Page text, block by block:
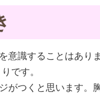
意識することはあり
です。
がつくと思います。